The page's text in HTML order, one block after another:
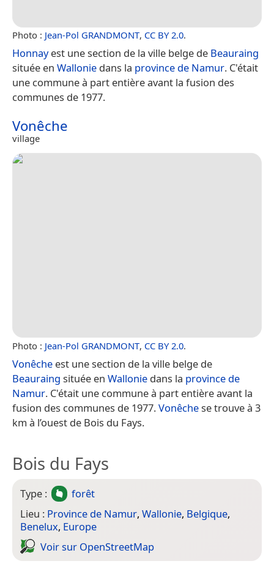
Photo : Jean-Pol GRANDMONT, CC BY 2.0.
Honnayest une section de la ville belge de Beauraing
située en Wallonie dans la province de Namur. C'était
une commune à part entière avant la fusion des
communes de 1977.
Vonêche
village
Photo : Jean-Pol GRANDMONT, CC BY 2.0.
Vonêche est une section de la ville belge de
Beauraing située en Wallonie dans la province de
Namur. C'était une commune à part entière avant la
fusion des communes de 1977.Vonêchese trouve à 3
km à l’ouest de Bois du Fays.
Bois du Fays
Type :
forêt
Lieu : Province de Namur, Wallonie, Belgique,
Benelux, Europe
Voir sur Open­Street­Map